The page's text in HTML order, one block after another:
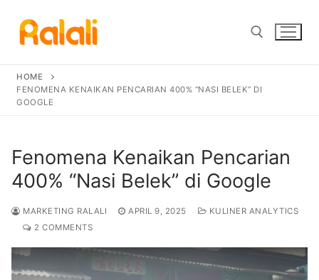
content
Search for:
HOME
FENOMENA KENAIKAN PENCARIAN 400% “NASI BELEK” DI
GOOGLE
Fenomena Kenaikan Pencarian
400% “Nasi Belek” di Google
MARKETING RALALI APRIL 9, 2025
KULINER ANALYTICS
2 COMMENTS